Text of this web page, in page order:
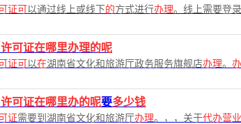
证可 以通过线上或线下的方式进行办理。线上需要登
可证在哪里办理的呢
证可 以在湖南省文化和旅游厅政务服务旗舰店办理。
可证在哪里办的呢要多少钱
证需要到湖南省文化和旅游厅办理。，，关于代办营